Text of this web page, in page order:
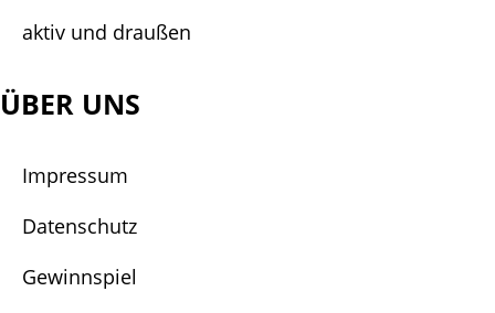
aktiv und draußen
ÜBER UNS
Impressum
Datenschutz
Gewinnspiel